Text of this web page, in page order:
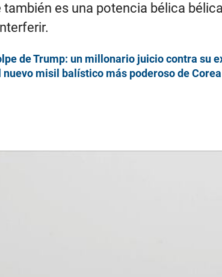
es una potencia bélica
de Trump: un millonario juicio contra su
nuevo misil balístico más poderoso de